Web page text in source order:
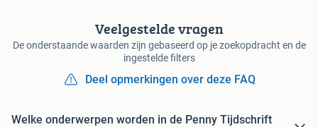
Veelgestelde vragen
De onderstaande waarden zijn gebaseerd op je zoekopdracht en de
ingestelde filters
Deel opmerkingen over deze FAQ
Welke onderwerpen worden in de Penny Tijdschrift